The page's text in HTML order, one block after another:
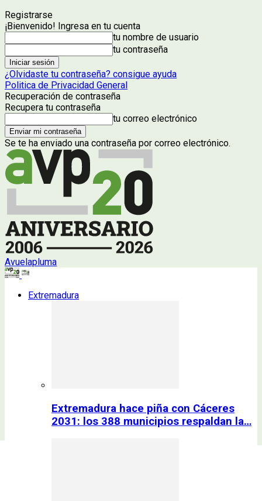
Registrarse
¡Bienvenido! Ingresa en tu cuenta
tu nombre de usuario
tu contraseña
¿Olvidaste tu contraseña? consigue ayuda
Politica de Privacidad General
Recuperación de contraseña
Recupera tu contraseña
tu correo electrónico
Se te ha enviado una contraseña por correo electrónico.
Avuelapluma
Extremadura
Extremadura hace piña con Cáceres
2031: los 388 municipios respaldan la…